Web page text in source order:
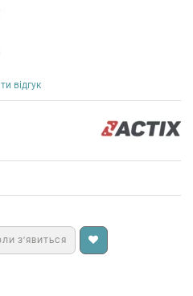
відгук
З’ЯВИТЬСЯ